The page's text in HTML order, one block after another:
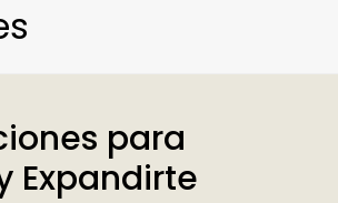
para
Expandirte